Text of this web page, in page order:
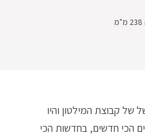
קבוצת המילטון והיו
הכי חדשים, בחדשות הכי